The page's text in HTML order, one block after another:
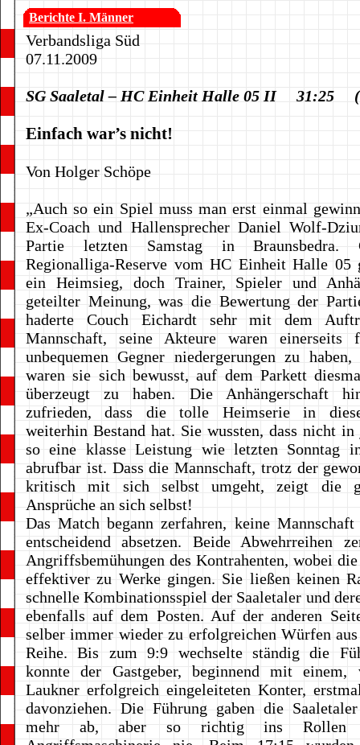
Berichte I. Männer
Verbandsliga Süd
07.11.2009
SG Saaletal – HC Einheit Halle 05 II 31:25
Einfach war’s nicht!
Von Holger Schöpe
„Auch so ein Spiel muss man erst einmal
Ex-Coach und Hallensprecher Daniel Wolf-
Partie letzten Samstag in Braunsbedra.
Regionalliga-Reserve vom HC Einheit Halle 05
ein Heimsieg, doch Trainer, Spieler und
geteilter Meinung, was die Bewertung der
haderte Couch Eichardt sehr mit dem
Mannschaft, seine Akteure waren einerseits
unbequemen Gegner niedergerungen zu haben,
waren sie sich bewusst, auf dem Parkett
überzeugt zu haben. Die Anhängerschaft
zufrieden, dass die tolle Heimserie in
weiterhin Bestand hat. Sie wussten, dass nicht
so eine klasse Leistung wie letzten Sonntag
abrufbar ist. Dass die Mannschaft, trotz der
kritisch mit sich selbst umgeht, zeigt die
Ansprüche an sich selbst!
Das Match begann zerfahren, keine
entscheidend absetzen. Beide Abwehrreihen
Angriffsbemühungen des Kontrahenten, wobei
effektiver zu Werke gingen. Sie ließen keinen
schnelle Kombinationsspiel der Saaletaler und
ebenfalls auf dem Posten. Auf der anderen
selber immer wieder zu erfolgreichen Würfen
Reihe. Bis zum 9:9 wechselte ständig die
konnte der Gastgeber, beginnend mit einem,
Laukner erfolgreich eingeleiteten Konter,
davonziehen. Die Führung gaben die
mehr ab, aber so richtig ins Rollen